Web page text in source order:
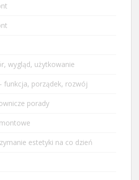
wygląd, użytkowanie
funkcja, porządek, rozwój
porady
estetyki na co dzień